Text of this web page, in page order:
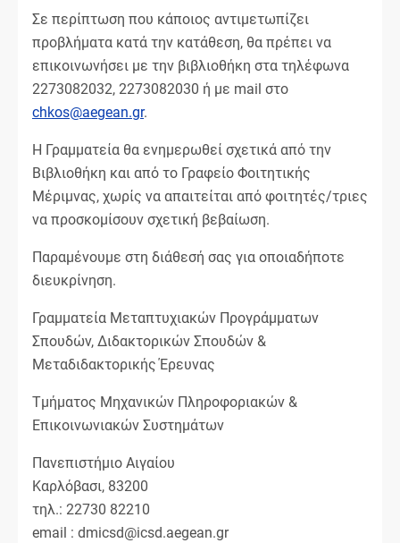
Σε περίπτωση που κάποιος αντιμετωπίζει
προβλήματα κατά την κατάθεση, θα πρέπει να
επικοινωνήσει με την βιβλιοθήκη στα τηλέφωνα
2273082032, 2273082030 ή με mail στο
chkos@aegean.gr.
Η Γραμματεία θα ενημερωθεί σχετικά από την
Βιβλιοθήκη και από το Γραφείο Φοιτητικής
Μέριμνας, χωρίς να απαιτείται από φοιτητές/τριες
να προσκομίσουν σχετική βεβαίωση.
Παραμένουμε στη διάθεσή σας για οποιαδήποτε
διευκρίνηση.
Γραμματεία Μεταπτυχιακών Προγράμματων
Σπουδών, Διδακτορικών Σπουδών &
Μεταδιδακτορικής Έρευνας
Τμήματος Μηχανικών Πληροφοριακών &
Επικοινωνιακών Συστημάτων
Πανεπιστήμιο Αιγαίου
Καρλόβασι, 83200
τηλ.: 22730 82210
email : dmicsd@icsd.aegean.gr